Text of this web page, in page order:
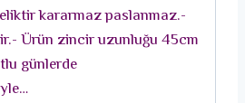
kararmaz paslanmaz.-
Ürün zincir uzunluğu 45cm
günlerde